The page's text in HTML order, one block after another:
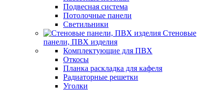
Подвесная система
Потолочные панели
Светильники
Стеновые
панели, ПВХ изделия
Комплектующие для ПВХ
Откосы
Планка раскладка для кафеля
Радиаторные решетки
Уголки